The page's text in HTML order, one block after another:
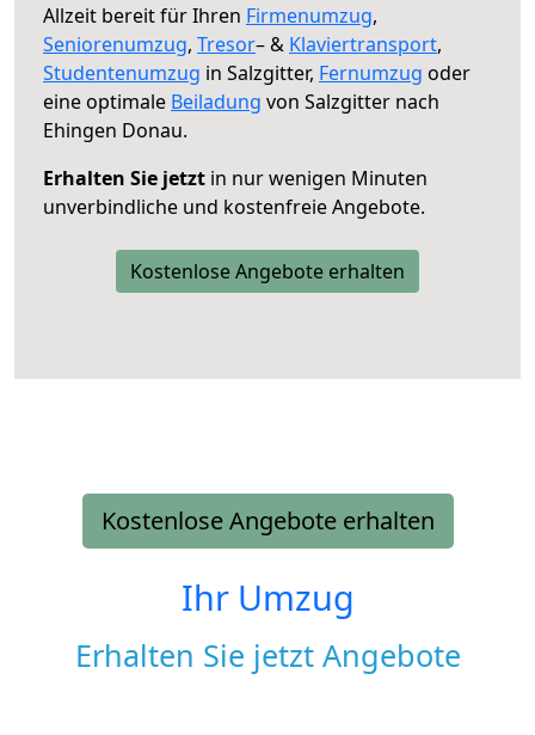
Allzeit bereit für Ihren Firmenumzug,
Seniorenumzug, Tresor– & Klaviertransport,
Studentenumzug in Salzgitter, Fernumzug oder
eine optimale Beiladung von Salzgitter nach
Ehingen Donau.
Erhalten Sie jetzt in nur wenigen Minuten
unverbindliche und kostenfreie Angebote.
Kostenlose Angebote erhalten
Kostenlose Angebote erhalten
Ihr Umzug
Erhalten Sie jetzt Angebote